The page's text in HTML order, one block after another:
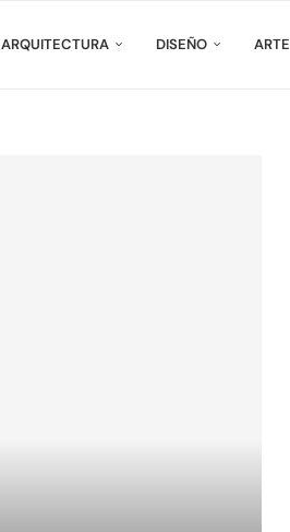
ARQUITECTURA DISEÑO ARTE